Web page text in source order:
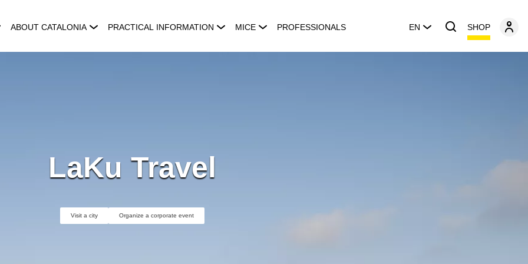
ABOUT CATALONIA PRACTICAL INFORMATION MICE PROFESSIONALS EN SHOP
LaKu Travel
Visit a city Organize a corporate event